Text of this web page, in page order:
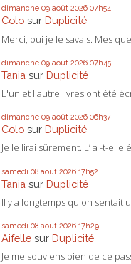
dimanche 09 août 2026 07h54
Colo sur Duplicité
Merci, oui je le savais. Mes
dimanche 09 août 2026 07h45
Tania sur Duplicité
L'un et l'autre livres ont été
dimanche 09 août 2026 06h37
Colo sur Duplicité
Je le lirai sûrement. L’ a -t-elle
samedi 08 août 2026 17h52
Tania sur Duplicité
Il y a longtemps qu'on sentait
samedi 08 août 2026 17h29
Aifelle sur Duplicité
Je me souviens bien de ce